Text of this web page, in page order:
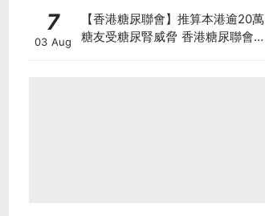
7
03 Aug
【香港糖尿聯會】推算本港逾20萬
糖友受糖尿腎威脅 香港糖尿聯會